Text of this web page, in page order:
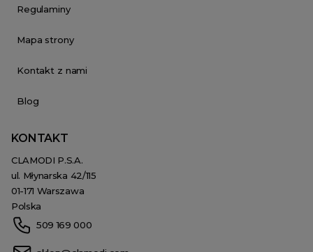
Regulaminy
Mapa strony
Kontakt z nami
Blog
KONTAKT
CLAMODI P.S.A.
ul. Młynarska 42/115
01-171 Warszawa
Polska
509 169 000